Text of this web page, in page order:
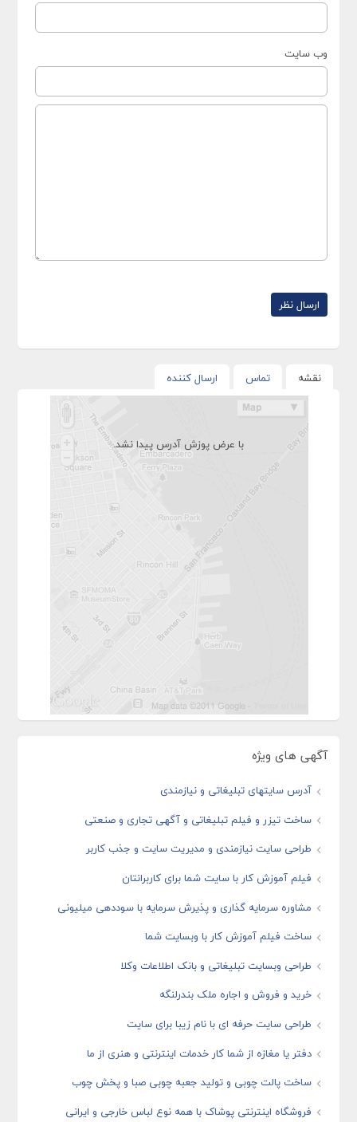
وب سایت
نقشه تماس ارسال کننده
با عرض پوزش آدرس پیدا نشد.
آگهی های ویژه
آدرس سایتهای تبلیغاتی و نیازمندی
ساخت تیزر و فیلم تبلیغاتی و آگهی تجاری و صنعتی
طراحی سایت نیازمندی و مدیریت سایت و جذب کاربر
فیلم آموزش کار با سایت شما برای کاربرانتان
مشاوره سرمایه گذاری و پذیرش سرمایه با سوددهی میلیونی
ساخت فیلم آموزش کار با وبسایت شما
طراحی وبسایت تبلیغاتی و بانک اطلاعات وکلا
خرید و فروش و اجاره ملک بندرلنگه
طراحی سایت حرفه ای با نام زیبا برای سایت
دفتر یا مغازه از شما کار خدمات اینترنتی و هنری از ما
ساخت پالت چوبی و تولید جعبه چوبی صبا و پخش چوب
فروشگاه اینترنتی پوشاک با همه نوع لباس خارجی و ایرانی